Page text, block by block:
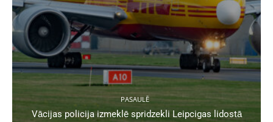
PASAULĒ
Vācijas policija izmeklē spridzekli Leipcigas lidostā